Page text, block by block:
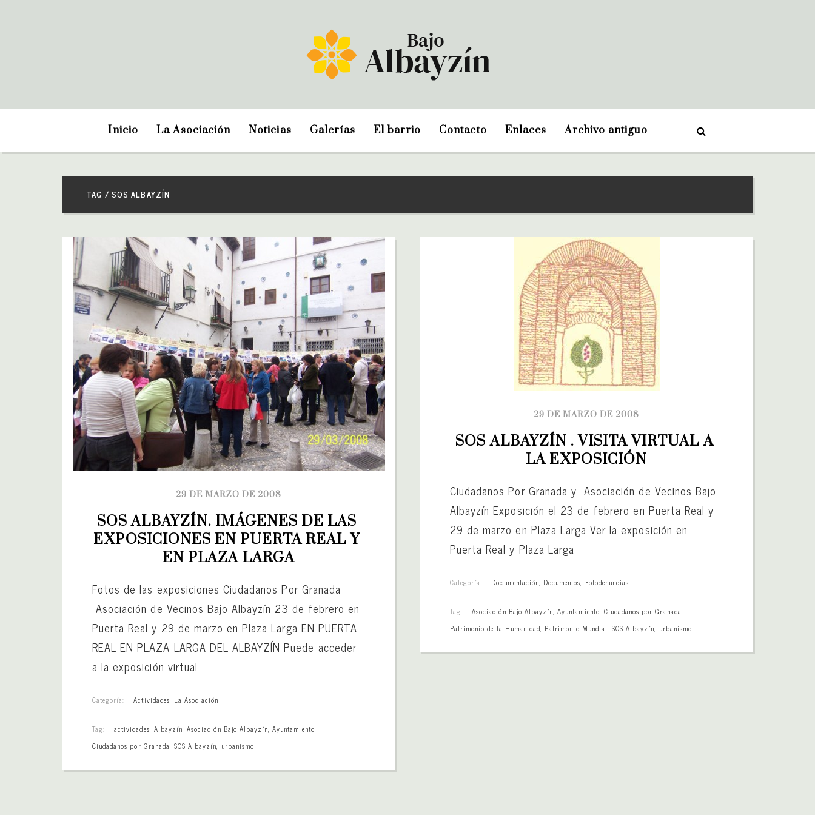
Inicio La Asociación Noticias Galerías El barrio Contacto Enlaces Archivo antiguo
TAG / SOS ALBAYZÍN
29 DE MARZO DE 2008
SOS ALBAYZÍN. IMÁGENES DE LAS
EXPOSICIONES EN PUERTA REAL Y
EN PLAZA LARGA
Fotos de las exposiciones Ciudadanos Por Granada
Asociación de Vecinos Bajo Albayzín 23 de febrero en
Puerta Real y 29 de marzo en Plaza Larga EN PUERTA
REAL EN PLAZA LARGA DEL ALBAYZÍN Puede acceder
a la exposición virtual
Categoría: Actividades, La Asociación
Tag: actividades, Albayzín,Asociación Bajo Albayzín,Ayuntamiento,
Ciudadanos por Granada, SOS Albayzín, urbanismo
29 DE MARZO DE 2008
SOS ALBAYZÍN . VISITA VIRTUAL A
LA EXPOSICIÓN
Ciudadanos Por Granada y Asociación de Vecinos Bajo
Albayzín Exposición el 23 de febrero en Puerta Real y
29 de marzo en Plaza Larga Ver la exposición en
Puerta Real y Plaza Larga
Categoría: Documentación, Documentos, Fotodenuncias
Tag: Asociación Bajo Albayzín,Ayuntamiento, Ciudadanos por Granada,
Patrimonio de la Humanidad, Patrimonio Mundial, SOS Albayzín, urbanismo